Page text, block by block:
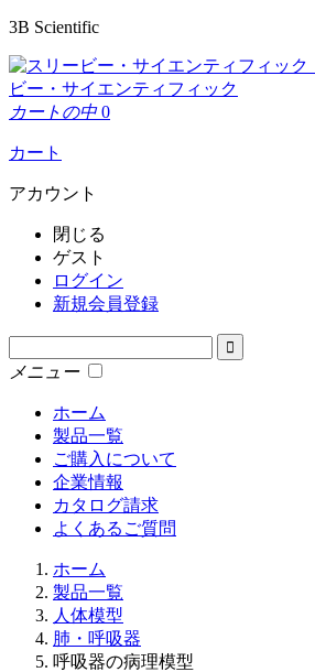
3B Scientific
ビー・サイエンティフィック
カートの中 0
カート
アカウント
閉じる
ゲスト
ログイン
新規会員登録
メニュー
ホーム
製品一覧
ご購入について
企業情報
カタログ請求
よくあるご質問
ホーム
製品一覧
人体模型
肺・呼吸器
呼吸器の病理模型